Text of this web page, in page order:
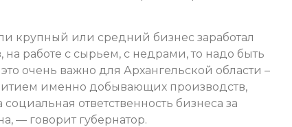
крупный или средний бизнес заработал
работе с сырьем, с недрами, то надо быть
очень важно для Архангельской области –
именно добывающих производств,
ответственность бизнеса за
— говорит губернатор.